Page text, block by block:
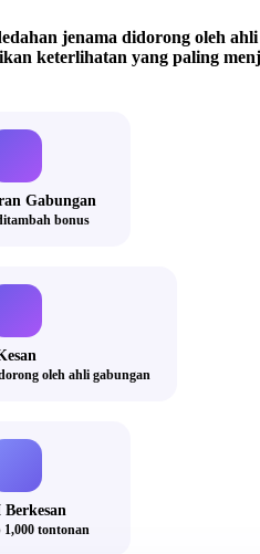
jenama didorong oleh
keterlihatan yang paling
Gabungan
bonus
oleh ahli gabungan
1,000 tontonan